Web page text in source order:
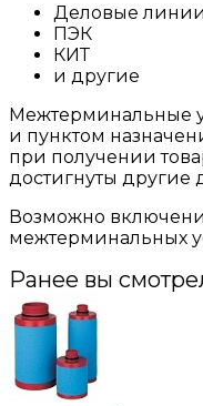
Деловые линии
ПЭК
КИТ
и другие
Межтерминальные
и пунктом
при получении
достигнуты другие
Возможно
межтерминальных
Ранее вы